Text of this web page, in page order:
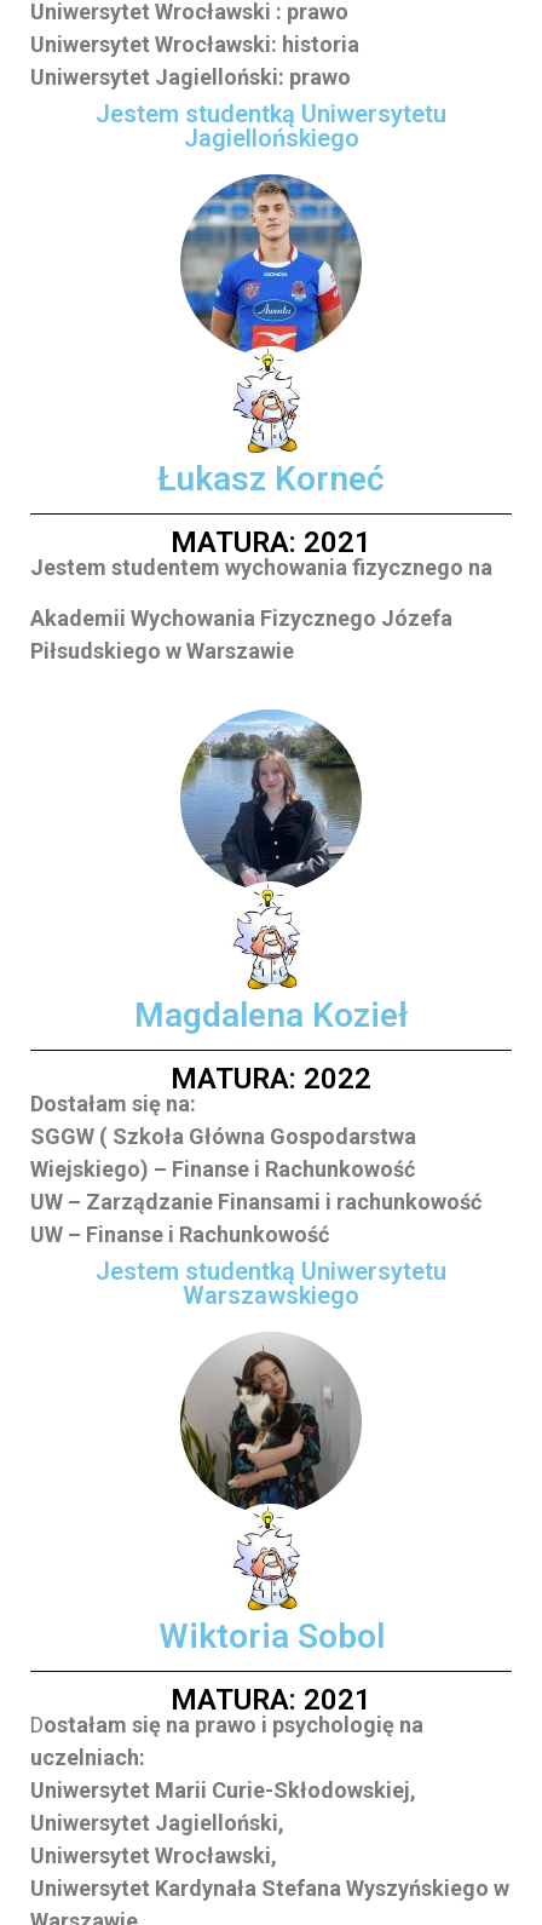
Uniwersytet Wrocławski : prawo
Uniwersytet Wrocławski: historia
Uniwersytet Jagielloński: prawo
Jestem studentką Uniwersytetu
Jagiellońskiego
Łukasz Korneć
MATURA: 2021
Jestem studentem wychowania fizycznego na
Akademii Wychowania Fizycznego Józefa
Piłsudskiego w Warszawie
Magdalena Kozieł
MATURA: 2022
Dostałam się na:
SGGW ( Szkoła Główna Gospodarstwa
Wiejskiego) – Finanse i Rachunkowość
UW – Zarządzanie Finansami i rachunkowość
UW – Finanse i Rachunkowość
Jestem studentką Uniwersytetu
Warszawskiego
Wiktoria Sobol
MATURA: 2021
Dostałam się na prawo i psychologię na
uczelniach:
Uniwersytet Marii Curie-Skłodowskiej,
Uniwersytet Jagielloński,
Uniwersytet Wrocławski,
Uniwersytet Kardynała Stefana Wyszyńskiego w